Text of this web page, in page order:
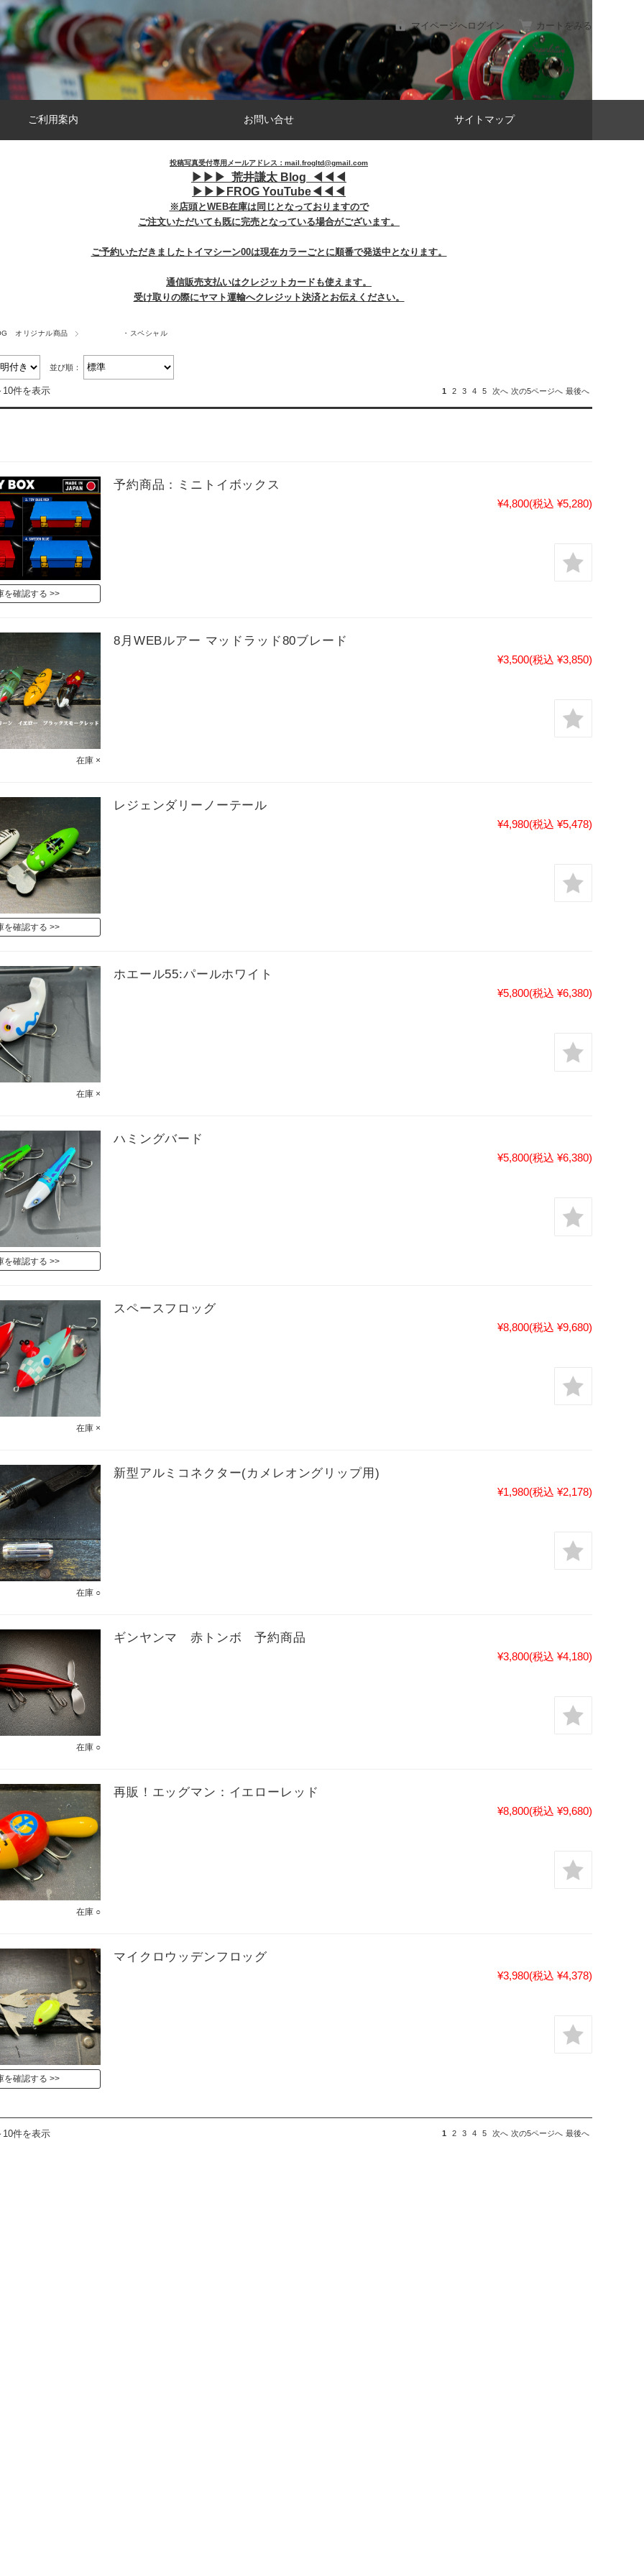
マイページへログイン カートをみる
ご利用案内 お問い合せ サイトマップ
投稿写真受付専用メールアドレス：mail.frogltd@gmail.com
▶︎ ▶︎ ▶︎ 荒井謙太 Blog ◀︎ ◀︎ ◀︎
▶︎ ▶︎ ▶︎ FROG YouTube◀︎ ◀︎ ◀︎
※店頭とWEB在庫は同じとなっておりますので
ご注文いただいても既に完売となっている場合がございます。
ご予約いただきましたトイマシーン00は現在カラーごとに順番で発送中となります。
通信販売支払いはクレジットカードも使えます。
受け取りの際にヤマト運輸へクレジット決済とお伝えください。
オリジナル商品 ・スペシャル
並び順：
10件を表示 1 2 3 4 5 次へ 次の5ページへ 最後へ
を確認する
予約商品：ミニトイボックス
¥4,800(税込 ¥5,280)
在庫 ×
8月WEBルアー マッドラッド80ブレード
¥3,500(税込 ¥3,850)
を確認する
レジェンダリーノーテール
¥4,980(税込 ¥5,478)
在庫 ×
ホエール55:パールホワイト
¥5,800(税込 ¥6,380)
を確認する
ハミングバード
¥5,800(税込 ¥6,380)
在庫 ×
スペースフロッグ
¥8,800(税込 ¥9,680)
在庫 ○
新型アルミコネクター(カメレオングリップ用)
¥1,980(税込 ¥2,178)
在庫 ○
ギンヤンマ 赤トンボ 予約商品
¥3,800(税込 ¥4,180)
在庫 ○
再販！エッグマン：イエローレッド
¥8,800(税込 ¥9,680)
を確認する
マイクロウッデンフロッグ
¥3,980(税込 ¥4,378)
10件を表示 1 2 3 4 5 次へ 次の5ページへ 最後へ